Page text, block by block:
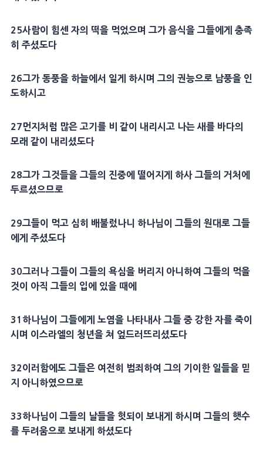
25사람이 힘센 자의 떡을 먹었으며 그가 음식을 그들에게 충족
히 주셨도다
26그가 동풍을 하늘에서 일게 하시며 그의 권능으로 남풍을 인
도하시고
27먼지처럼 많은 고기 를 비 같이 내리시고 나는 새를 바다의
모래 같이 내리셨도다
28그가 그것들을 그들의 진중에 떨어지게 하사 그들의 거처에
두르셨으므로
29그들이 먹고 심히 배불렀나니 하나님이 그들의 원대로 그들
에게 주셨도다
30그러나 그들이 그들의 욕심을 버리지 아니하여 그들의 먹을
것이 아직 그들의 입에 있을 때에
31 하나님이 그들에게 노염을 나타내사 그들 중 강한 자를 죽이
시며 이스라엘의 청년을 쳐 엎드러뜨리셨도다
32이러함에도 그들은 여전히 범죄 하여 그의 기이한 일들을 믿
지 아니하였으므로
33하나님이 그들의 날들을 헛되이 보내게 하시며 그들의 햇수
를 두려움으로 보내게 하셨도다